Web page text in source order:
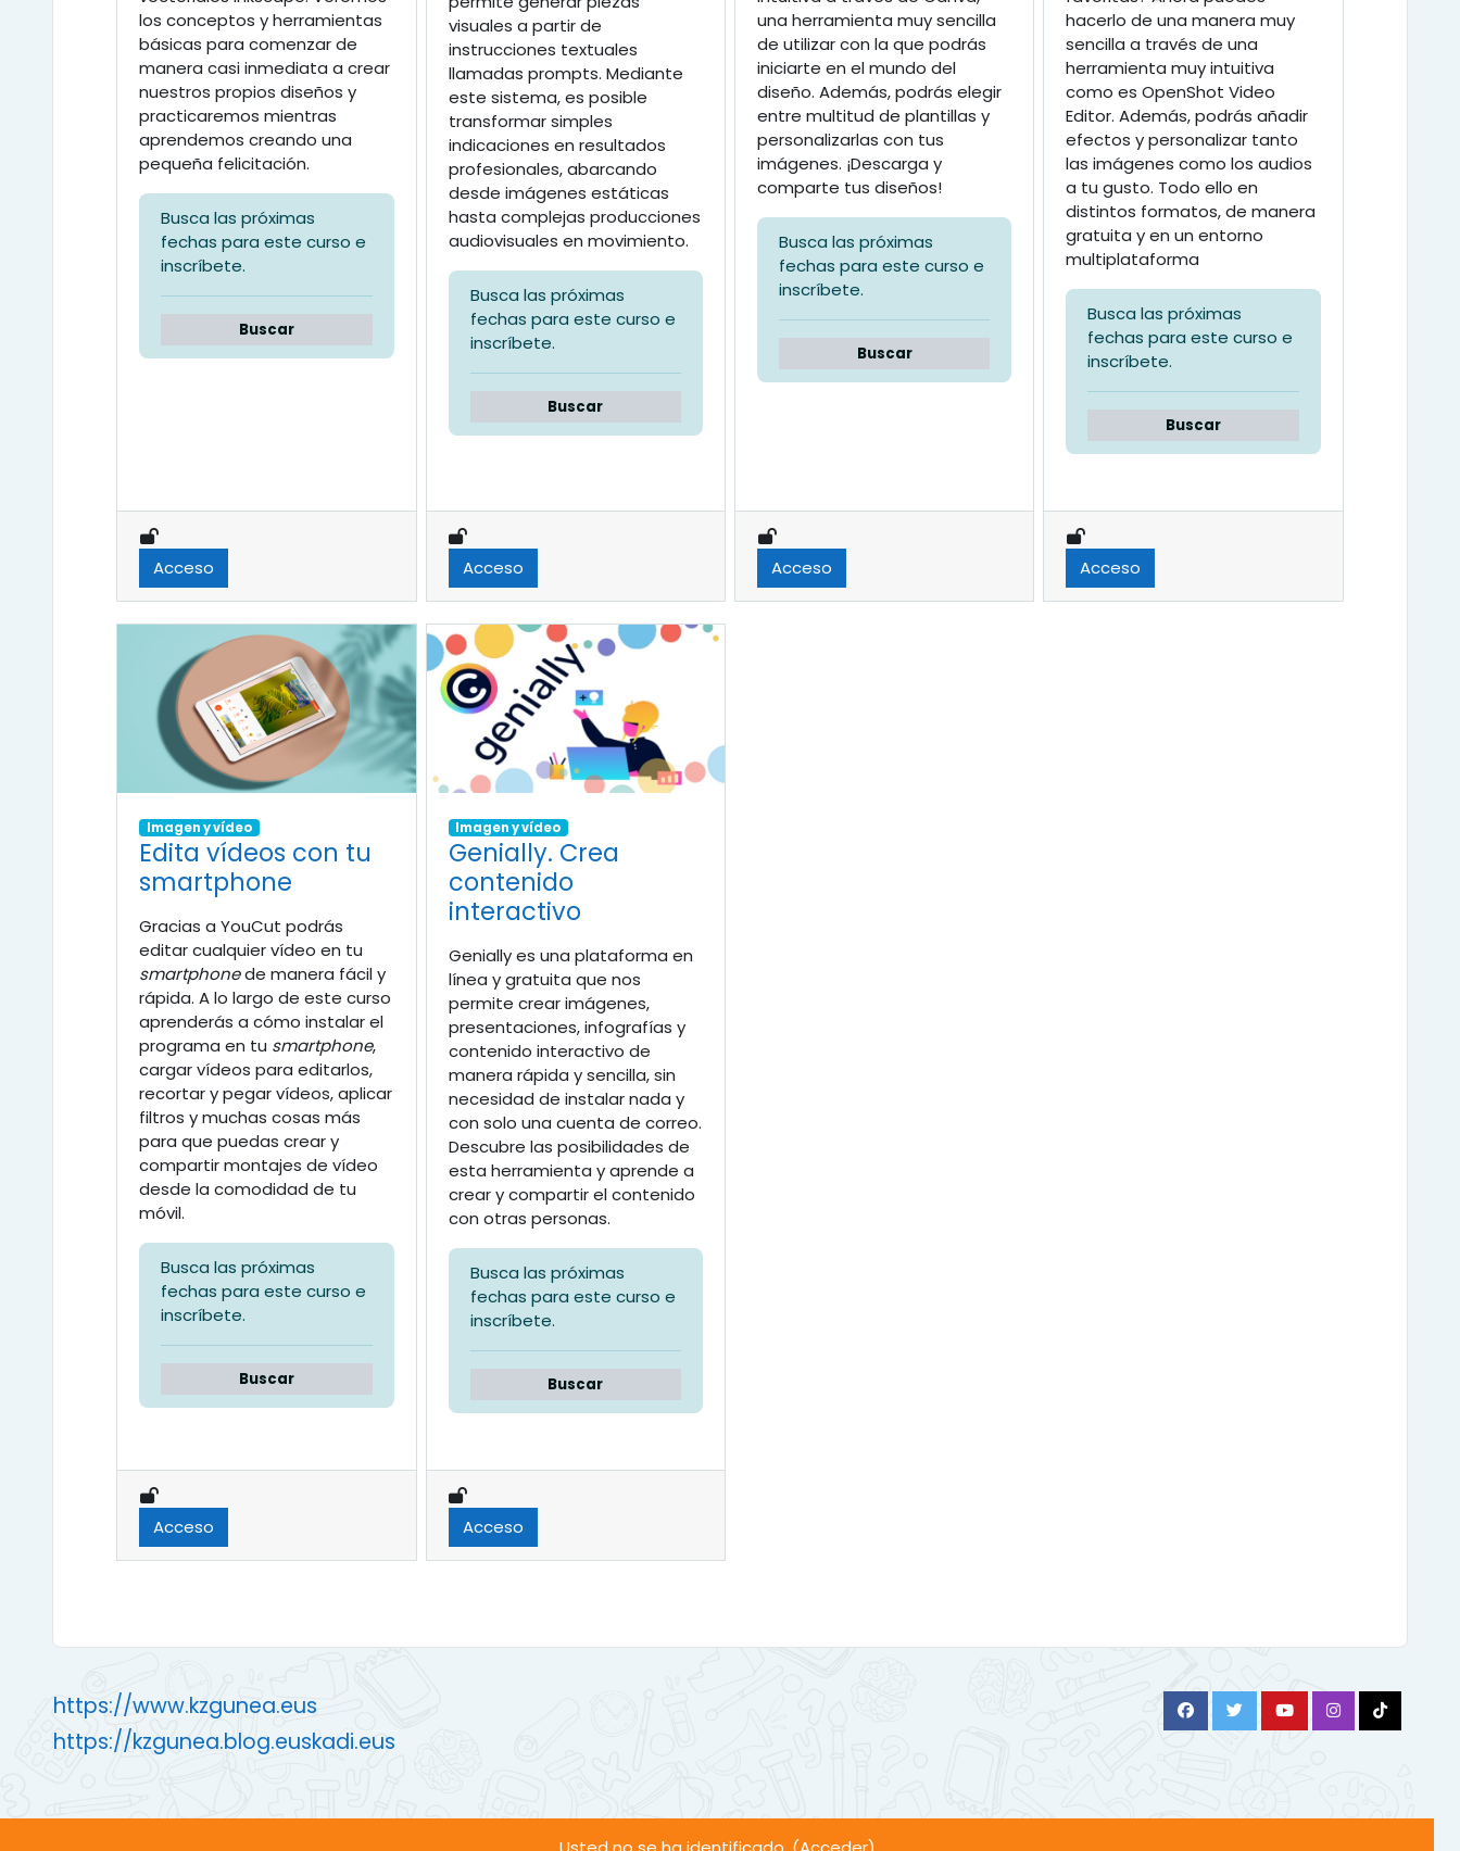
los conceptos y herramientas
básicas para comenzar de
manera casi inmediata a crear
nuestros propios diseños y
practicaremos mientras
aprendemos creando una
pequeña felicitación.
Busca las próximas
fechas para este curso e
inscríbete.
Buscar
Acceso
visuales a partir de
instrucciones textuales
llamadas prompts. Mediante
este sistema, es posible
transformar simples
indicaciones en resultados
profesionales, abarcando
desde imágenes estáticas
hasta complejas producciones
audiovisuales en movimiento.
Busca las próximas
fechas para este curso e
inscríbete.
Buscar
Acceso
una herramienta muy sencilla
de utilizar con la que podrás
iniciarte en el mundo del
diseño. Además, podrás elegir
entre multitud de plantillas y
personalizarlas con tus
imágenes. ¡Descarga y
comparte tus diseños!
Busca las próximas
fechas para este curso e
inscríbete.
Buscar
Acceso
hacerlo de una manera muy
sencilla a través de una
herramienta muy intuitiva
como es OpenShot Video
Editor. Además, podrás añadir
efectos y personalizar tanto
las imágenes como los audios
a tu gusto. Todo ello en
distintos formatos, de manera
gratuita y en un entorno
multiplataforma
Busca las próximas
fechas para este curso e
inscríbete.
Buscar
Acceso
Imagen y vídeo
Edita vídeos con tu
smartphone
Gracias a YouCut podrás
editar cualquier vídeo en tu
smartphonede manera fácil y
rápida. A lo largo de este curso
aprenderás a cómo instalar el
programa en tu smartphone,
cargar vídeos para editarlos,
recortar y pegar vídeos, aplicar
filtros y muchas cosas más
para que puedas crear y
compartir montajes de vídeo
desde la comodidad de tu
móvil.
Busca las próximas
fechas para este curso e
inscríbete.
Buscar
Acceso
Imagen y vídeo
Genially. Crea
contenido
interactivo
Genially es una plataforma en
línea y gratuita que nos
permite crear imágenes,
presentaciones, infografías y
contenido interactivo de
manera rápida y sencilla, sin
necesidad de instalar nada y
con solo una cuenta de correo.
Descubre las posibilidades de
esta herramienta y aprende a
crear y compartir el contenido
con otras personas.
Busca las próximas
fechas para este curso e
inscríbete.
Buscar
Acceso
https://www.kzgunea.eus
https://kzgunea.blog.euskadi.eus